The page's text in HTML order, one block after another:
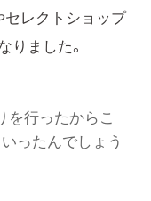
セレクトショップ
りました。
を行ったからこ
ったんでしょう